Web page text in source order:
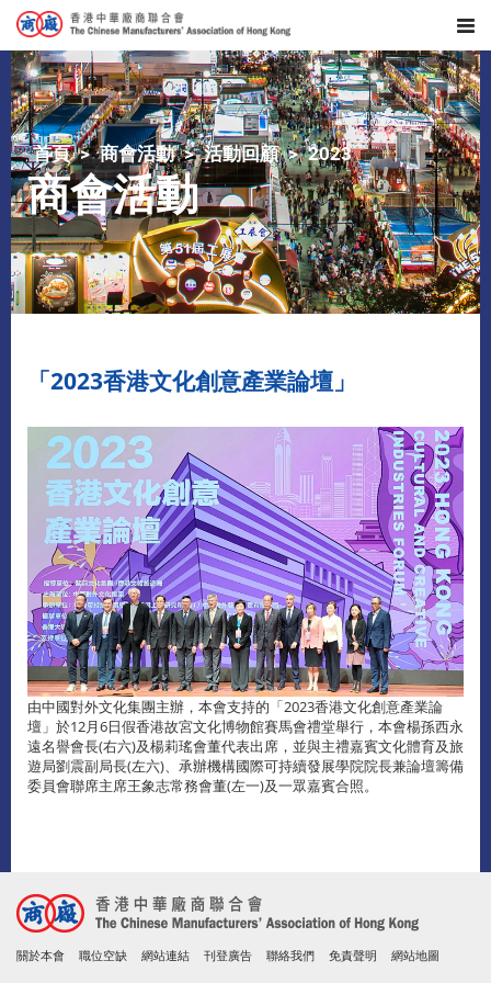
首頁 商會活動 活動回顧 2023
商會活動
「2023香港文化創意產業論壇」
由中國對外文化集團主辦，本會支持的「2023香港文化創意產業論
壇」於12月6日假香港故宮文化博物館賽馬會禮堂舉行，本會楊孫西永
遠名譽會長(右六)及楊莉瑤會董代表出席，並與主禮嘉賓文化體育及旅
遊局劉震副局長(左六)、承辦機構國際可持續發展學院院長兼論壇籌備
委員會聯席主席王象志常務會董(左一)及一眾嘉賓合照。
關於本會 職位空缺 網站連結 刊登廣告 聯絡我們 免責聲明 網站地圖